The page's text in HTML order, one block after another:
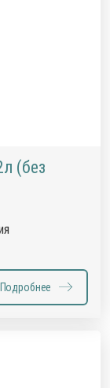
(без
Подробнее